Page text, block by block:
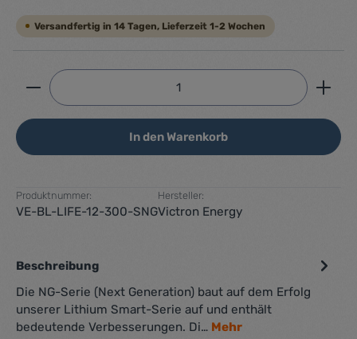
Versandfertig in 14 Tagen, Lieferzeit 1-2 Wochen
Produkt Anzahl: Gib den gewünschten Wert ein
In den Warenkorb
Produktnummer:
VE-BL-LIFE-12-300-SNG
Hersteller:
Victron Energy
Beschreibung
Die NG-Serie (Next Generation) baut auf dem Erfolg
unserer Lithium Smart-Serie auf und enthält
bedeutende Verbesserungen. Di… Mehr